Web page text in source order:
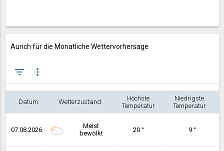
Aurich für die Monatliche Wettervorhersage
filter_list more_vert
Datum Wetterzustand
Höchste
Temperatur
Niedrigste
Temperatur
07.08.2026
Meist
bewölkt
20 ° 9 °